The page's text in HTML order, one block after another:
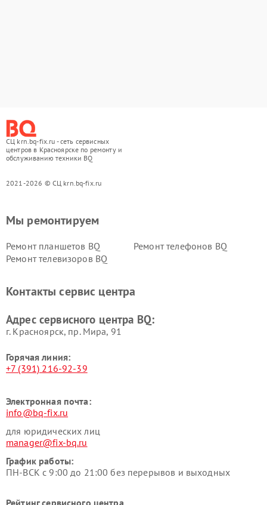
СЦ krn.bq-fix.ru - сеть сервисных
центров в Красноярске по ремонту и
обслуживанию техники BQ
2021-2026 © СЦ krn.bq-fix.ru
Мы ремонтируем
Ремонт планшетов BQ
Ремонт телефонов BQ
Ремонт телевизоров BQ
Контакты сервис центра
Адрес сервисного центра BQ:
г. Красноярск, ​пр. Мира, 91
Горячая линия:
+7 (391) 216-92-39
Электронная почта:
info@bq-fix.ru
для юридических лиц
manager@fix-bq.ru
График работы:
ПН-ВСК с 9:00 до 21:00 без перерывов и выходных
Рейтинг сервисного центра